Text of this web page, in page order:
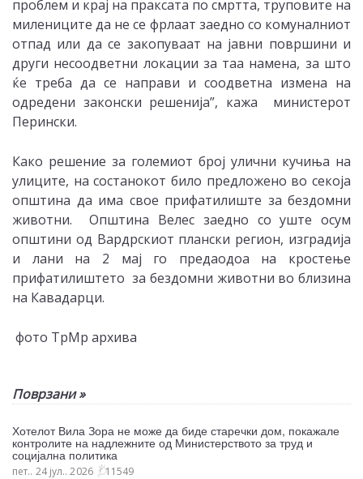
проблем и крај на праксата по смртта, труповите на
милениците да не се фрлаат заедно со комуналниот
отпад или да се закопуваат на јавни површини и
други несоодветни локации за таа намена, за што
ќе треба да се направи и соодветна измена на
одредени законски решенија”, кажа министерот
Перински.
Како решение за големиот број улични кучиња на
улиците, на состанокот било предложено во секоја
општина да има свое прифатилиште за бездомни
животни. Општина Велес заедно со уште осум
општини од Вардрскиот плански регион, изградија
и лани на 2 мај го предаодоа на кростење
прифатилиштето за бездомни животни во близина
на Кавадарци.
фото ТрМр архива
Поврзани »
Хотелот Вила Зора не може да биде старечки дом, покажале
контролите на надлежните од Министерството за труд и
социјална политика
пет.. 24 јул.. 2026 11549